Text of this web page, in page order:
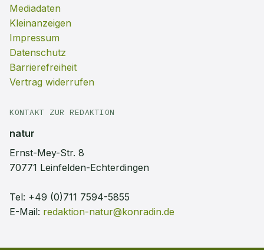
Mediadaten
Kleinanzeigen
Impressum
Datenschutz
Barrierefreiheit
Vertrag widerrufen
KONTAKT ZUR REDAKTION
natur
Ernst-Mey-Str. 8
70771 Leinfelden-Echterdingen
Tel: +49 (0)711 7594-5855
E-Mail: redaktion-natur@konradin.de